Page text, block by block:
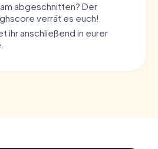
abgeschnitten? Der
verrät es euch!
ihr anschließend in eurer